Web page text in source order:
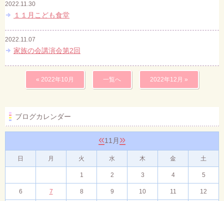
2022.11.30
１１月こども食堂
2022.11.07
家族の会講演会第2回
« 2022年10月 一覧へ 2022年12月 »
ブログカレンダー
«11月 »
日 月 火 水 木 金 土
1 2 3 4 5
6 7 8 9 10 11 12